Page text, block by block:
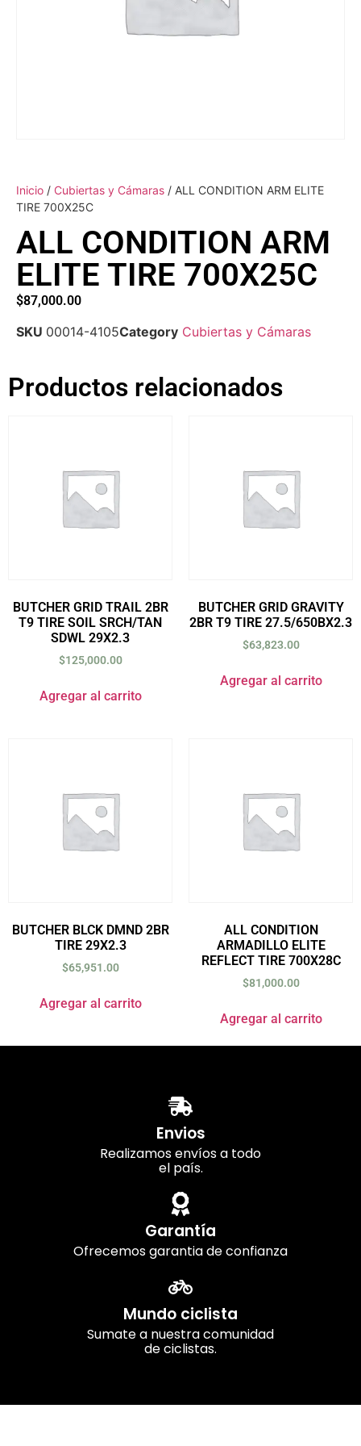
Inicio / Cubiertas y Cámaras / ALL CONDITION ARM ELITE
TIRE 700X25C
ALL CONDITION ARM
ELITE TIRE 700X25C
$87,000.00
SKU 00014-4105Category Cubiertas y Cámaras
Productos relacionados
BUTCHER GRID TRAIL 2BR
T9 TIRE SOIL SRCH/TAN
SDWL 29X2.3
$125,000.00
Agregar al carrito
BUTCHER GRID GRAVITY
2BR T9 TIRE 27.5/650BX2.3
$63,823.00
Agregar al carrito
BUTCHER BLCK DMND 2BR
TIRE 29X2.3
$65,951.00
Agregar al carrito
ALL CONDITION
ARMADILLO ELITE
REFLECT TIRE 700X28C
$81,000.00
Agregar al carrito
Envios
Realizamos envíos a todo
el país.
Garantía
Ofrecemos garantia de confianza
Mundo ciclista
Sumate a nuestra comunidad
de ciclistas.